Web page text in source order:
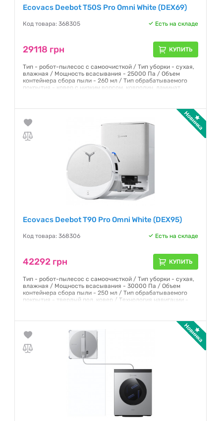
Ecovacs Deebot T50S Pro Omni White (DEX69)
Код товара: 368305 Есть на складе
29118 грн КУПИТЬ
Тип - робот-пылесос с самоочисткой / Тип уборки - сухая,
влажная / Мощность всасывания - 25000 Па / Объем
контейнера сбора пыли - 260 мл / Тип обрабатываемого
покрытия - ковер с низким ворсом, ковролин, ламинат,
заряде - 250 мин /
Гарантия:
Ecovacs Deebot T90 Pro Omni White (DEX95)
Код товара: 368306 Есть на складе
42292 грн КУПИТЬ
Тип - робот-пылесос с самоочисткой / Тип уборки - сухая,
влажная / Мощность всасывания - 30000 Па / Объем
контейнера сбора пыли - 250 мл / Тип обрабатываемого
покрытия - твердый пол, ковер / Технология навигации -